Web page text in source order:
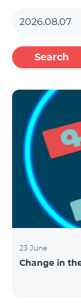
Search
23 June
Change in